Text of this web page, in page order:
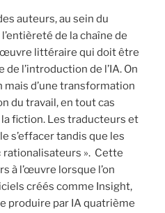
auteurs, au sein du
de la chaîne de
œuvre littéraire qui doit être
l’introduction de l’IA. On
mais d’une transformation
du travail, en tout cas
la fiction. Les traducteurs et
s’effacer tandis que les
rationalisateurs ». Cette
à l’œuvre lorsque l’on
créés comme Insight,
produire par IA quatrième